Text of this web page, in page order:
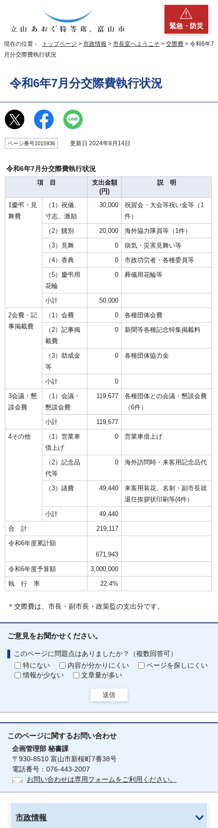
緊急・防災
現在の位置： トップページ > 市政情報 > 市長室へようこそ > 交際費 > 令和6年7
月分交際費執行状況
令和6年7月分交際費執行状況
ページ番号1015936 更新日 2024年8月14日
令和6年7月分交際費執行状況
項 目
支出金額
(円)
説 明
1慶弔・見
舞費
（1）祝儀、
寸志、激励
30,000
祝賀会・大会等祝い金等（1
件）
（2）餞別
20,000
海外協力隊員等（1件）
（3）見舞
0
病気・災害見舞い等
（4）香典
0
市政功労者・各種委員等
（5）慶弔用
花輪
0 葬儀用花輪等
小計
50,000
2会費・記
事掲載費
（1）会費 0
各種団体会費
（2）記事掲
載費
0 新聞等各種記念特集掲載料
（3）助成金
等
0 各種団体協力金
小計
0
3会議・懇
談会費
（1）会議・
懇談会費
119,677
各種団体との会議・懇談会費
（6件）
小計
119,677
4その他
（1）営業車
借上げ
0 営業車借上げ
（2）記念品
代等
0 海外訪問時・来客用記念品代
（3）諸費 49,440
来客用装花、名刺・副市長就
退任挨拶状印刷等(4件）
小計
49,440
合 計
219,117
令和6年度累計額
671,943
令和6年度予算額
3,000,000
執 行 率
22.4%
＊交際費は、市長・副市長・政策監の支出分です。
ご意見をお聞かせください。
このページに問題点はありましたか？（複数回答可）
特にない
内容が分かりにくい
ページを探しにくい
情報が少ない
文章量が多い
送信
このページに関するお問い合わせ
企画管理部 秘書課
〒930-8510 富山市新桜町7番38号
電話番号：076-443-2007
お問い合わせは専用フォームをご利用ください。
市政情報